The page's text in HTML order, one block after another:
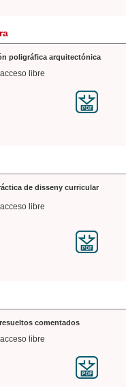
poligráfica arquitectónica
libre
de disseny curricular
libre
comentados
libre